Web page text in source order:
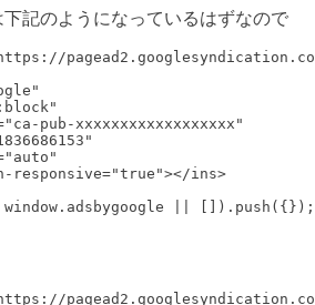
記のようになっているはずなので
pub-xxxxxxxxxxxxxxxxxx"
responsive="true"></ins>
|| []).push({});